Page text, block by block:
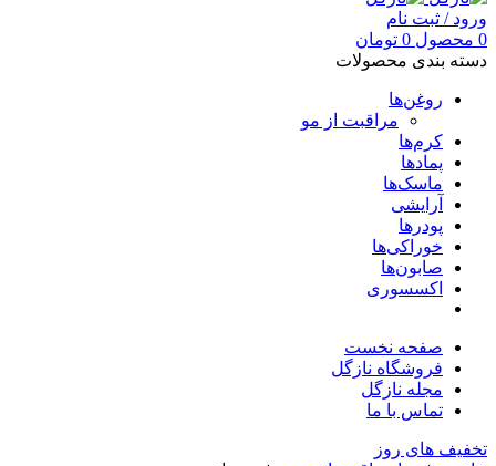
ورود / ثبت نام
0 محصول 0 تومان
دسته بندی محصولات
روغن‌ها
مراقبت از مو
کرم‌ها
پمادها
ماسک‌ها
آرایشی
پودرها
خوراکی‌ها
صابون‌ها
اکسسوری
صفحه نخست
فروشگاه نازگل
مجله نازگل
تماس با ما
تخفیف های روز